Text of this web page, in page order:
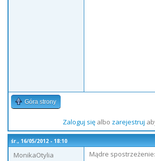
Góra strony
Zaloguj sięalbo zarejestruj
śr., 16/05/2012 - 18:10
MonikaOtylia
Mądre